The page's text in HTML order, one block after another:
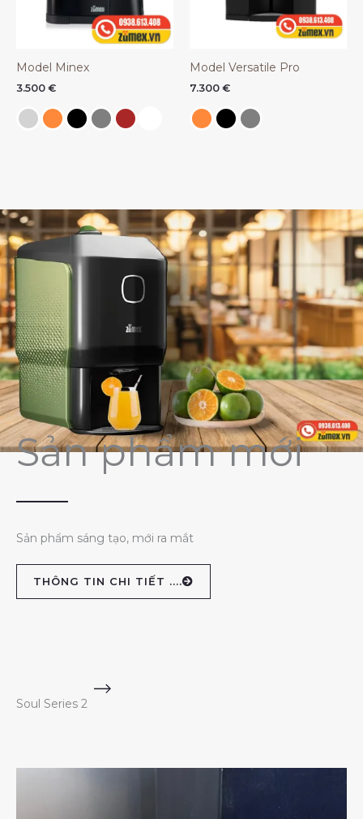
Model Minex
3.500 €
Model Versatile Pro
7.300 €
Sản phẩm mới
Sản phẩm sáng tạo, mới ra mắt
THÔNG TIN CHI TIẾT ....
Soul Series 2